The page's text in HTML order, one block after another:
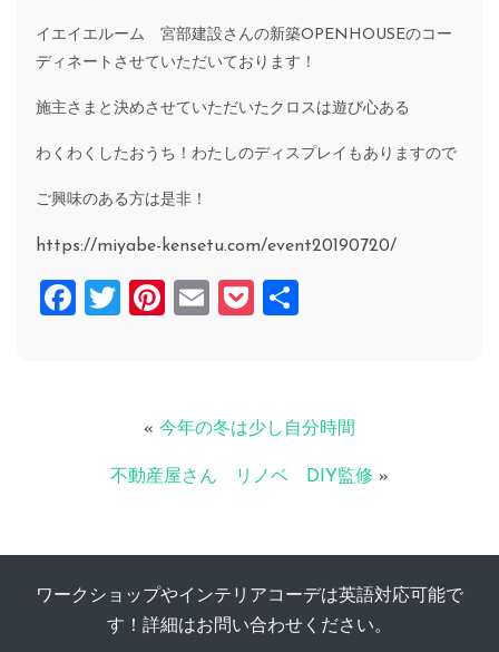
イエイエルーム 宮部建設さんの新築OPENHOUSEのコー
ディネートさせていただいております！
施主さまと決めさせていただいたクロスは遊び心ある
わくわくしたおうち！わたしのディスプレイもありますので
ご興味のある方は是非！
https://miyabe-kensetu.com/event20190720/
Facebook
TwitterPinterest
EmailPocket
« 今年の冬は少し自分時間
不動産屋さん リノベ DIY監修 »
ワークショップやインテリアコーデは英語対応可能で
す！詳細はお問い合わせください。